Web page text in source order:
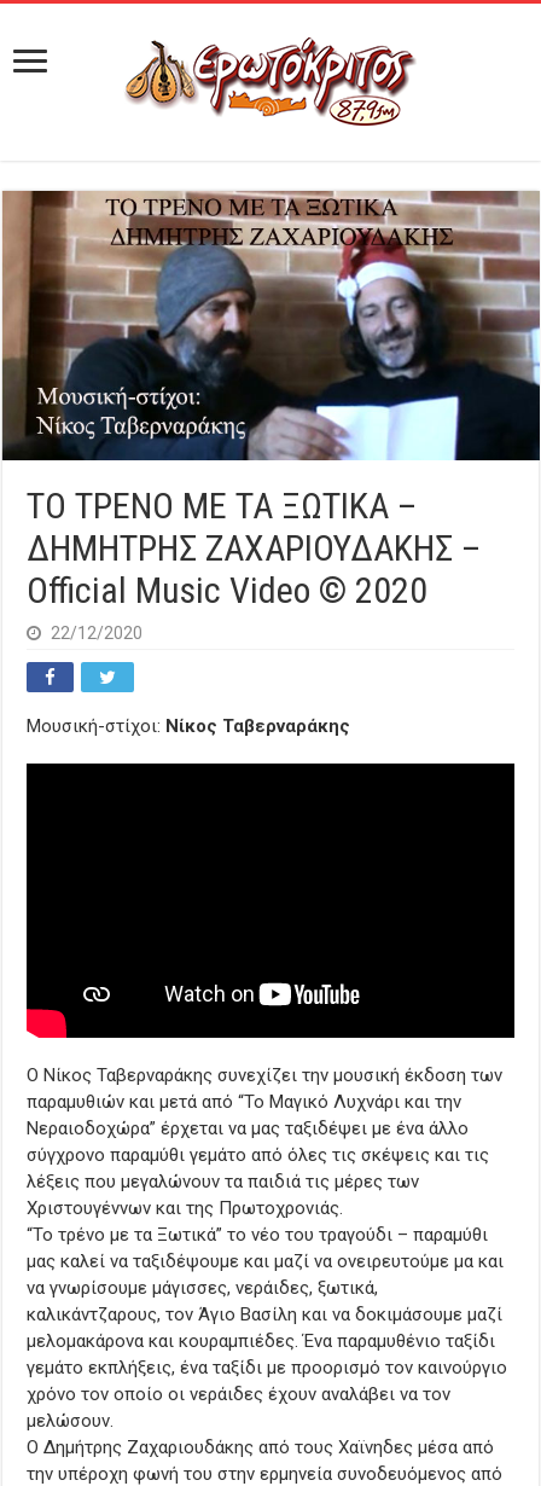
ΤΟ ΤΡΕΝΟ ΜΕ ΤΑ ΞΩΤΙΚΑ –
ΔΗΜΗΤΡΗΣ ΖΑΧΑΡΙΟΥΔΑΚΗΣ –
Official Music Video © 2020
22/12/2020
Μουσική-στίχοι: Νίκος Ταβερναράκης
Ο Νίκος Ταβερναράκης συνεχίζει την μουσική έκδοση των
παραμυθιών και μετά από “Το Μαγικό Λυχνάρι και την
Νεραιοδοχώρα” έρχεται να μας ταξιδέψει με ένα άλλο
σύγχρονο παραμύθι γεμάτο από όλες τις σκέψεις και τις
λέξεις που μεγαλώνουν τα παιδιά τις μέρες των
Χριστουγέννων και της Πρωτοχρονιάς.
“Το τρένο με τα Ξωτικά” το νέο του τραγούδι – παραμύθι
μας καλεί να ταξιδέψουμε και μαζί να ονειρευτούμε μα και
να γνωρίσουμε μάγισσες, νεράιδες, ξωτικά,
καλικάντζαρους, τον Άγιο Βασίλη και να δοκιμάσουμε μαζί
μελομακάρονα και κουραμπιέδες. Ένα παραμυθένιο ταξίδι
γεμάτο εκπλήξεις, ένα ταξίδι με προορισμό τον καινούργιο
χρόνο τον οποίο οι νεράιδες έχουν αναλάβει να τον
μελώσουν.
Ο Δημήτρης Ζαχαριουδάκης από τους Χαϊνηδες μέσα από
την υπέροχη φωνή του στην ερμηνεία συνοδευόμενος από